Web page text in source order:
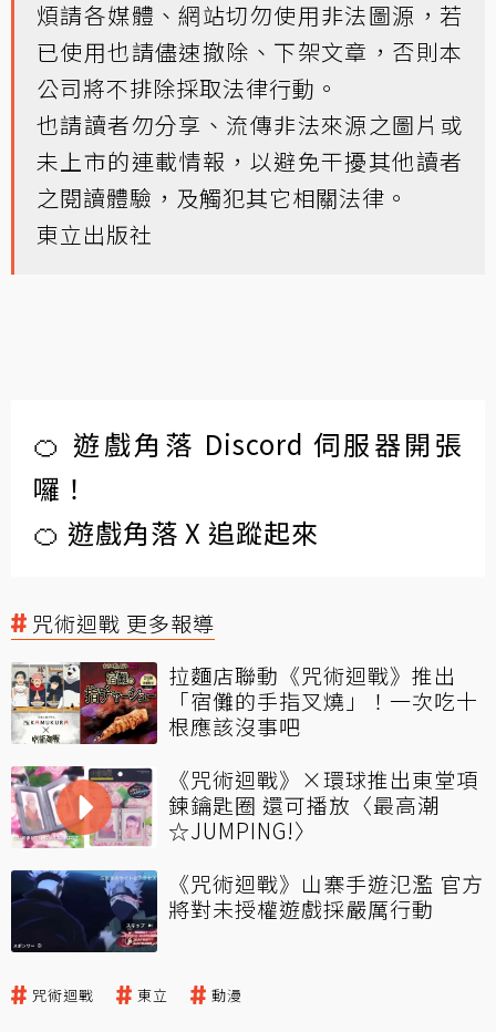
煩請各媒體、網站切勿使用非法圖源，若
已使用也請儘速撤除、下架文章，否則本
公司將不排除採取法律行動。
也請讀者勿分享、流傳非法來源之圖片或
未上市的連載情報，以避免干擾其他讀者
之閱讀體驗，及觸犯其它相關法律。
東立出版社
🍊 遊戲角落 Discord 伺服器開張
囉！
🍊 遊戲角落 X 追蹤起來
咒術迴戰 更多報導
拉麵店聯動《咒術迴戰》推出
「宿儺的手指叉燒」！一次吃十
根應該沒事吧
《咒術迴戰》×環球推出東堂項
鍊鑰匙圈 還可播放〈最高潮
☆JUMPING!〉
《咒術迴戰》山寨手遊氾濫 官方
將對未授權遊戲採嚴厲行動
咒術迴戰 東立 動漫